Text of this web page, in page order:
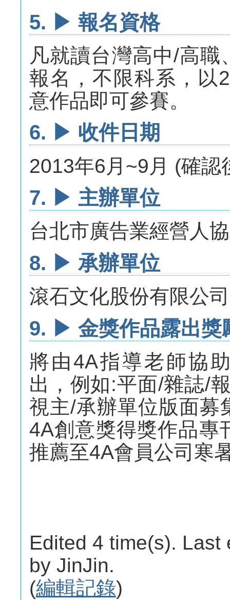
5. ▶ 報名資格
凡就讀台灣高中/高
報名，不限科系，以
意作品即可參賽。
6. ▶ 收件日期
2013年6月~9月 (確認
7. ▶ 主辦單位
台北市廣告業經營
8. ▶ 承辦單位
滾石文化股份有限公
9. ▶ 金獎作品露出獎
將由4A指導老師協
出，例如:平面/雜誌/
視主/承辦單位版面募
4A創意獎得獎作品專
推薦至4A會員公司寒
Edited 4 time(s). Last
by JinJin.
(編輯記錄)